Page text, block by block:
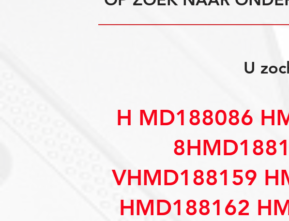
U
H MD188086
VHMD188159
HMD188162